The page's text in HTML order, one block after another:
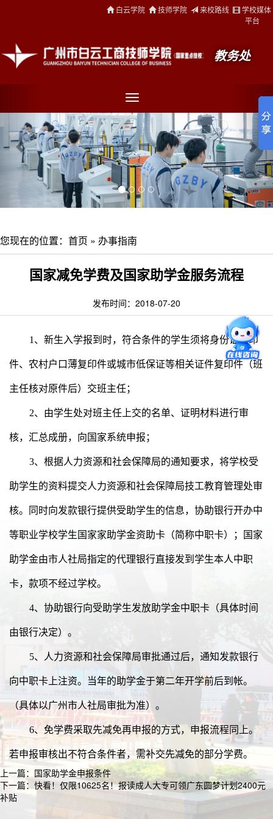
学校媒体
平台
来校路线
技师学院
白云学院
教务处
您现在的位置： 首页 » 办事指南
国家减免学费及国家助学金服务流程
发布时间：2018-07-20
1 、新生入学报到时，符合条件的学生须将身份证复印
件、农村户口薄复印件或城市低保证等相关证件复印件（班
主任核对原件后）交班主任；
2、由学生处对班主任上交的名单、证明材料进行审
核，汇总成册，向国家系统申报；
3、根据人力资源和社会保障局的通知要求，将学校受
助学生的资料提交人力资源和社会保障局技工教育管理处审
核。同时向发款银行提供受助学生的信息，协助银行开办中
等职业学校学生国家家助学金资助卡（简称中职卡）；国家
助学金由市人社局指定的代理银行直接发到学生本人中职
卡，款项不经过学校。
4、协助银行向受助学生发放助学金中职卡（具体时间
由银行决定）。
5、人力资源和社会保障局审批通过后，通知发款银行
向中职卡上注资。当年的助学金于第二年开学前后到帐。
（具体以广州市人社局审批为准）。
6、免学费采取先减免再申报的方式，申报流程同上。
若申报审核出不符合条件者，需补交先减免的部分学费。
上一篇： 国家助学金申报条件
下一篇： 快看！仅限10625名！报读成人大专可领广东圆梦计划2400元
补贴